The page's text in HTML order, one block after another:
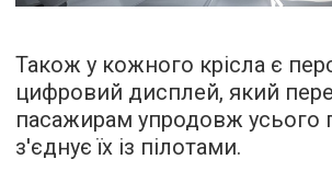
Також у кожного крісла є
цифровий дисплей, який
пасажирам упродовж усього
з'єднує їх із пілотами.